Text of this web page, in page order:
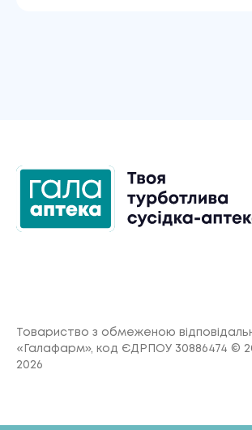
Товариство з обмеженою
«Галафарм», код ЄДРПОУ 30886474 ©
2026